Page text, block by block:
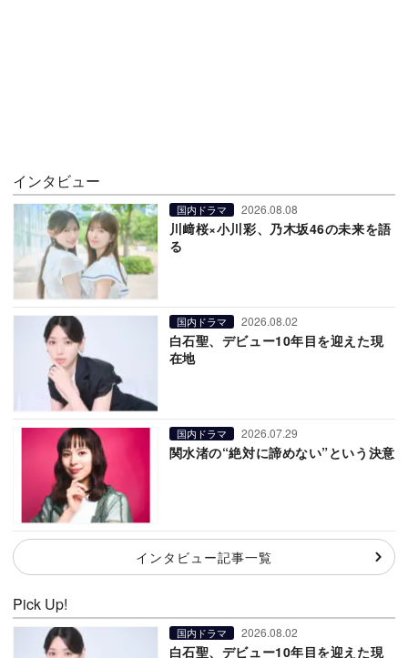
インタビュー
国内ドラマ 2026.08.08
川﨑桜×小川彩、乃木坂46の未来を語
る
国内ドラマ 2026.08.02
白石聖、デビュー10年目を迎えた現
在地
国内ドラマ 2026.07.29
関水渚の“絶対に諦めない”という決意
インタビュー記事一覧
Pick Up!
国内ドラマ 2026.08.02
白石聖、デビュー10年目を迎えた現